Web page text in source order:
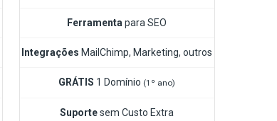
Ferramenta para SEO
Integrações MailChimp, Marketing, outros
GRÁTIS 1 Domínio (1º ano)
Suportesem Custo Extra